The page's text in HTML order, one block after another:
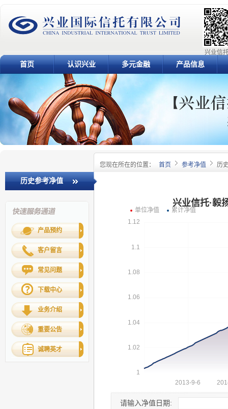
兴业信
首页 认识兴业 多元金融 产品信息
您现在所在的位置： 首页 参考净值 历
历史参考净值
产品预约
客户留言
常见问题
下载中心
业务介绍
重要公告
诚聘英才
请输入净值日期: